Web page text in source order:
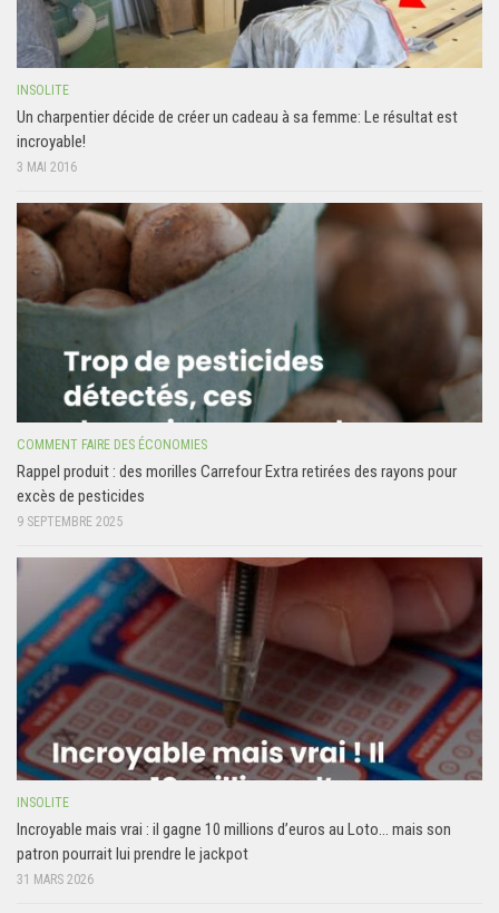
INSOLITE
Un charpentier décide de créer un cadeau à sa femme: Le résultat est
incroyable!
3 MAI 2016
COMMENT FAIRE DES ÉCONOMIES
Rappel produit : des morilles Carrefour Extra retirées des rayons pour
excès de pesticides
9 SEPTEMBRE 2025
INSOLITE
Incroyable mais vrai : il gagne 10 millions d’euros au Loto… mais son
patron pourrait lui prendre le jackpot
31 MARS 2026